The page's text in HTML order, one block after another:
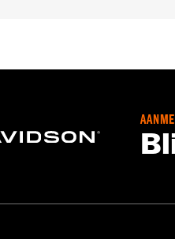
fabrieksgarantie – Ga naar